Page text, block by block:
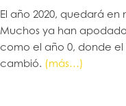
El año 2020, quedará
Muchos ya han
como el año 0, donde
cambió. (más…)